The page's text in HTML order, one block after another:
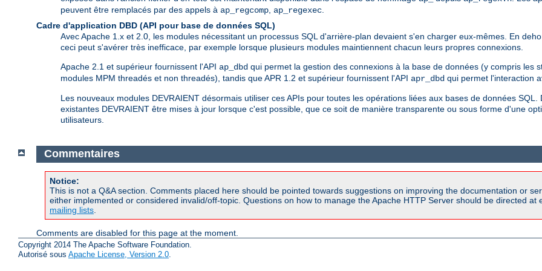
peuvent être remplacés par des appels à ap_regcomp ap_regexec
Cadre d'application DBD (API pour base de données SQL)
Avec Apache 1.x et 2.0, les modules nécessitant un processus SQL d'arrière-plan devaient s'en charger eux-mêmes. En
ceci peut s'avérer très inefficace, par exemple lorsque plusieurs modules maintiennent chacun leurs propres connexions.
Apache 2.1 et supérieur fournissent l'API ap_dbd qui permet la gestion des connexions à la base de données (y compris les
modules MPM threadés et non threadés), tandis que APR 1.2 et supérieur fournissent l'API apr_dbd qui permet l'interaction
Les nouveaux modules DEVRAIENT désormais utiliser ces APIs pour toutes les opérations liées aux bases de données
existantes DEVRAIENT être mises à jour lorsque c'est possible, que ce soit de manière transparente ou sous forme d'une
utilisateurs.
Commentaires
Notice:
This is not a Q&A section. Comments placed here should be pointed towards suggestions on improving the documentation or
either implemented or considered invalid/off-topic. Questions on how to manage the Apache HTTP Server should be directed
mailing lists
Comments are disabled for this page at the moment.
Copyright 2014 The Apache Software Foundation.
Autorisé sous Apache License, Version 2.0